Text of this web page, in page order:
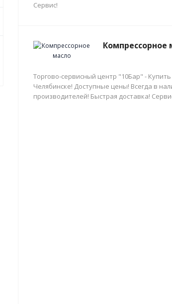
Сервис!
Компрессорное
Торгово-сервисный центр "10Бар" -
Челябинске! Доступные цены! Всегда в
производителей! Быстрая доставка!